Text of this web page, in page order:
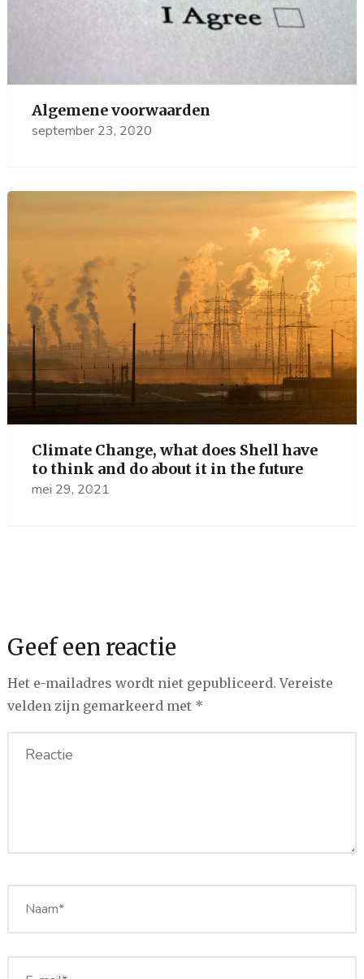
Algemene voorwaarden
september 23, 2020
Climate Change, what does Shell have
to think and do about it in the future
mei 29, 2021
Geef een reactie
Het e-mailadres wordt niet gepubliceerd. Vereiste
velden zijn gemarkeerd met *